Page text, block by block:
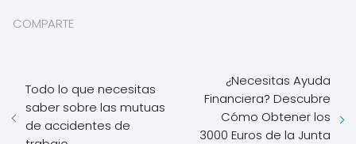
COMPARTE
Todo lo que necesitas
saber sobre las mutuas
de accidentes de
¿Necesitas Ayuda
Financiera? Descubre
Cómo Obtener los
3000 Euros de la Junta